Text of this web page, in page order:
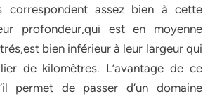
correspondent assez bien à cette
profondeur,qui est en moyenne
bien inférieur à leur largeur qui
de kilomètres. L’avantage de ce
permet de passer d’un domaine